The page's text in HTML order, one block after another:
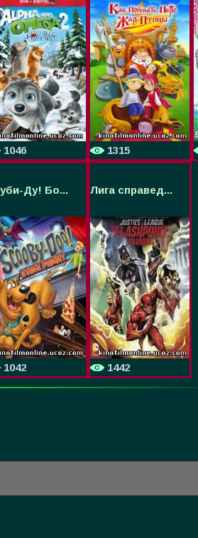
1046 1315
Ду! Бо...
1042
Лига справед...
1442